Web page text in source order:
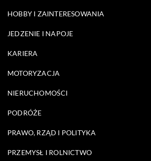
HOBBY I ZAINTERESOWANIA
JEDZENIE I NAPOJE
KARIERA
MOTORYZACJA
NIERUCHOMOŚCI
PODRÓŻE
PRAWO, RZĄD I POLITYKA
PRZEMYSŁ I ROLNICTWO